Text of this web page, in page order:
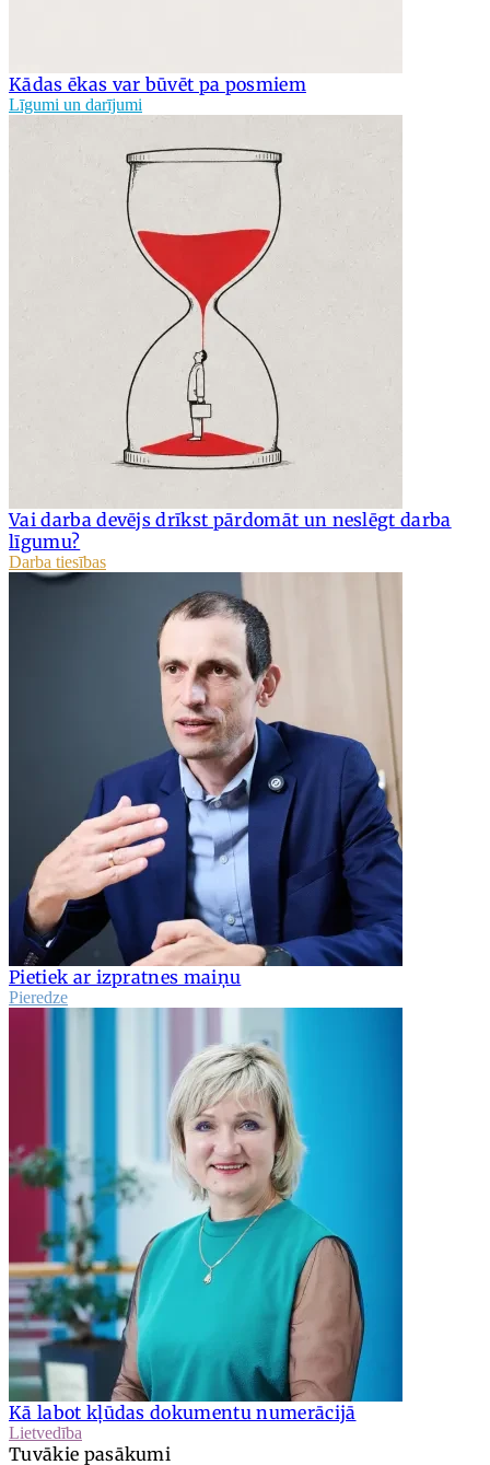
Kādas ēkas var būvēt pa posmiem
Līgumi un darījumi
Vai darba devējs drīkst pārdomāt un neslēgt darba
līgumu?
Darba tiesības
Pietiek ar izpratnes maiņu
Pieredze
Kā labot kļūdas dokumentu numerācijā
Lietvedība
Tuvākie pasākumi